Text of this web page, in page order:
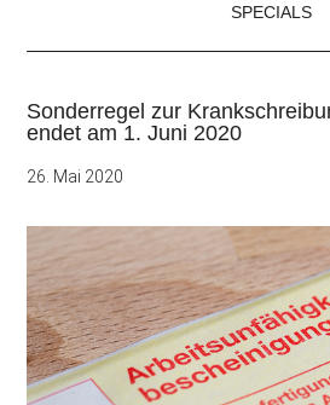
SPECIALS
Sonderregel zur
endet am 1. Juni 2020
26. Mai 2020